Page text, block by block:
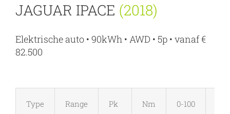
JAGUAR IPACE (2018)
Elektrische auto • 90kWh • AWD • 5p • vanaf €
82.500
Type Range Pk Nm 0-100